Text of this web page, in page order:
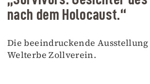
nach dem Holocaust.“
Die beeindruckende
Welterbe Zollverein.